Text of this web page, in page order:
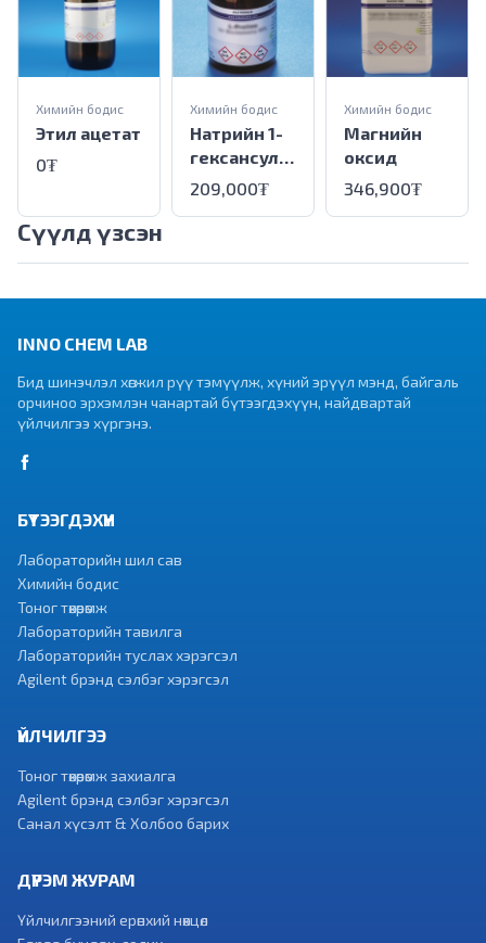
Этил ацетат
Химийн бодис
0₮
Натрийн 1-
гексансуль
фонат(
Химийн бодис
209,000₮
Магнийн
оксид
Химийн бодис
346,900₮
Сүүлд үзсэн
INNO CHEM LAB
Бид шинэчлэл хөгжил рүү тэмүүлж, хүний эрүүл мэнд, байгаль
орчиноо эрхэмлэн чанартай бүтээгдэхүүн, найдвартай
үйлчилгээ хүргэнэ.
БҮТЭЭГДЭХҮҮН
Лабораторийн шил сав
Химийн бодис
Тоног төхөөрөмж
Лабораторийн тавилга
Лабораторийн туслах хэрэгсэл
Agilent брэнд сэлбэг хэрэгсэл
ҮЙЛЧИЛГЭЭ
Тоног төхөөрөмж захиалга
Agilent брэнд сэлбэг хэрэгсэл
Санал хүсэлт & Холбоо барих
ДҮРЭМ ЖУРАМ
Үйлчилгээний ерөнхий нөхцөл